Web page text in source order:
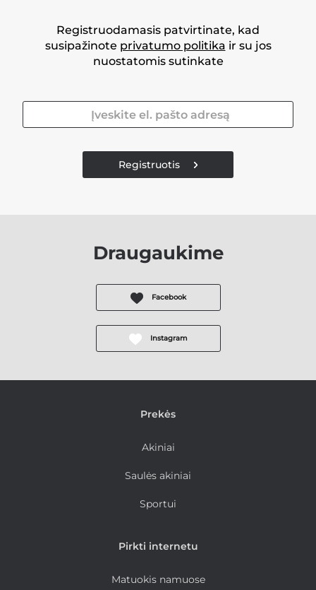
Registruodamasis patvirtinate, kad
susipažinote privatumo politika ir su jos
nuostatomis sutinkate
Registruotis
Draugaukime
Facebook
Instagram
Prekės
Akiniai
Saulės akiniai
Sportui
Pirkti internetu
Matuokis namuose